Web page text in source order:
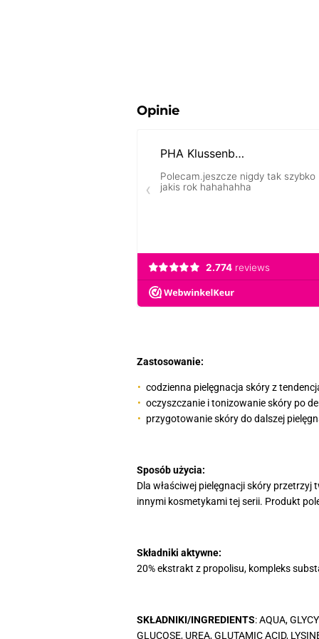
Opinie
Zastosowanie:
codzienna pielęgnacja skóry z
oczyszczanie i tonizowanie skóry po
przygotowanie skóry do dalszej
Sposób użycia:
Dla właściwej pielęgnacji skóry
innymi kosmetykami tej serii. Produkt
Składniki aktywne:
20% ekstrakt z propolisu, kompleks
SKŁADNIKI/INGREDIENTS: AQUA,
GLUCOSE, UREA, GLUTAMIC ACID,